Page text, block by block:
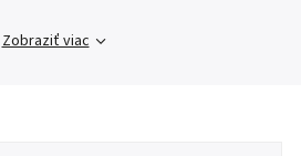
Zobraziť viac